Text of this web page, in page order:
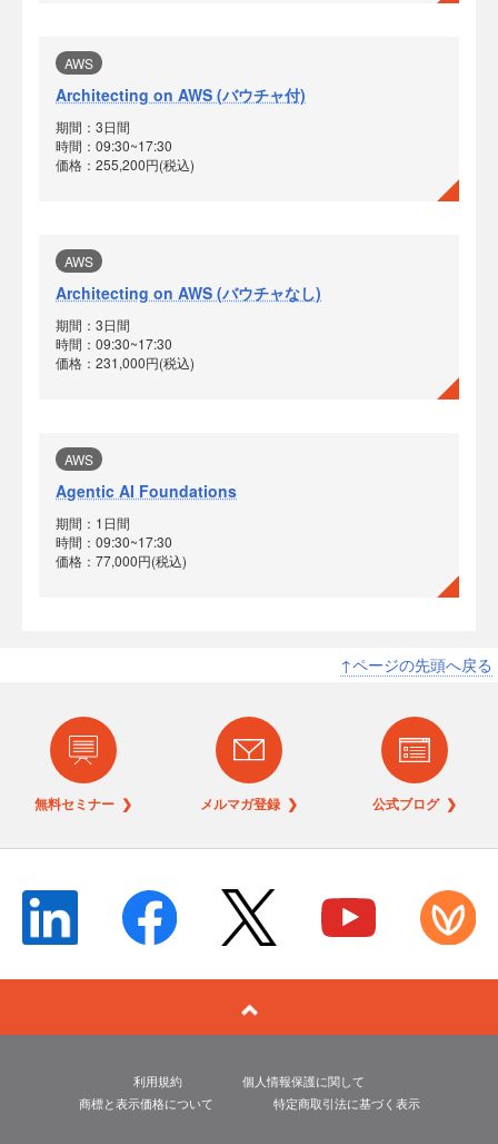
AWS
Architecting on AWS (バウチャ付)
期間：3日間
時間：09:30~17:30
価格：255,200円(税込)
AWS
Architecting on AWS (バウチャなし)
期間：3日間
時間：09:30~17:30
価格：231,000円(税込)
AWS
Agentic AI Foundations
期間：1日間
時間：09:30~17:30
価格：77,000円(税込)
↑ページの先頭へ戻る
無料セミナー ❯ メルマガ登録 ❯ 公式ブログ ❯
利用規約
個人情報保護に関して
商標と表示価格について
特定商取引法に基づく表示